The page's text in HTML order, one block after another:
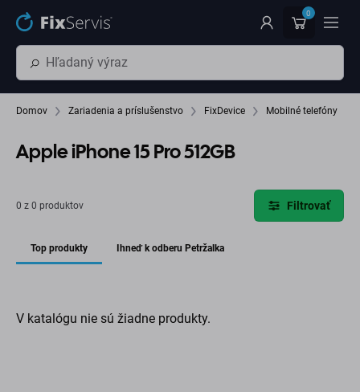
Preskočiť na hlavný obsah 0
Domov Zariadenia a príslušenstvo FixDevice Mobilné telefóny
Apple iPhone 15 Pro 512GB
0 z 0 produktov Filtrovať
Top produkty Ihneď k odberu Petržalka
V katalógu nie sú žiadne produkty.